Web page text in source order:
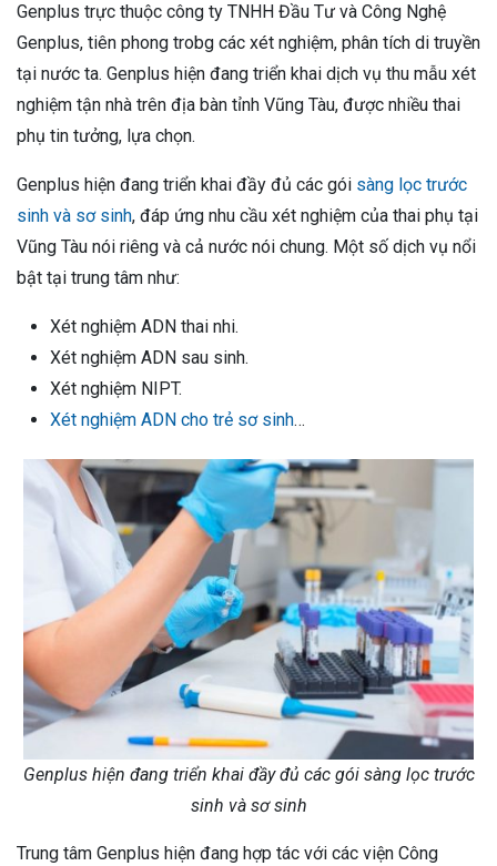
Genplus trực thuộc công ty TNHH Đầu Tư và Công Nghệ
Genplus, tiên phong trobg các xét nghiệm, phân tích di truyền
tại nước ta. Genplus hiện đang triển khai dịch vụ thu mẫu xét
nghiệm tận nhà trên địa bàn tỉnh Vũng Tàu, được nhiều thai
phụ tin tưởng, lựa chọn.
Genplus hiện đang triển khai đầy đủ các gói sàng lọc trước
sinh và sơ sinh, đáp ứng nhu cầu xét nghiệm của thai phụ tại
Vũng Tàu nói riêng và cả nước nói chung. Một số dịch vụ nổi
bật tại trung tâm như:
Xét nghiệm ADN thai nhi.
Xét nghiệm ADN sau sinh.
Xét nghiệm NIPT.
Xét nghiệm ADN cho trẻ sơ sinh…
Genplus hiện đang triển khai đầy đủ các gói sàng lọc trước
sinh và sơ sinh
Trung tâm Genplus hiện đang hợp tác với các viện Công